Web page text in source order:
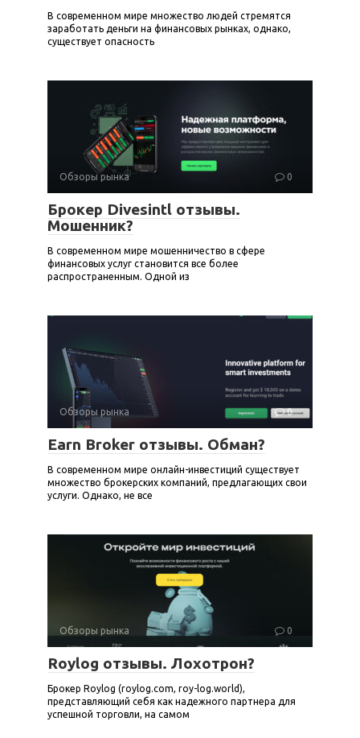
В современном мире множество людей стремятся
заработать деньги на финансовых рынках, однако,
существует опасность
Обзоры рынка 0
Брокер Divesintl отзывы.
Мошенник?
В современном мире мошенничество в сфере
финансовых услуг становится все более
распространенным. Одной из
Обзоры рынка 0
Earn Broker отзывы. Обман?
В современном мире онлайн-инвестиций существует
множество брокерских компаний, предлагающих свои
услуги. Однако, не все
Обзоры рынка 0
Roylog отзывы. Лохотрон?
Брокер Roylog (roylog.com, roy-log.world),
представляющий себя как надежного партнера для
успешной торговли, на самом